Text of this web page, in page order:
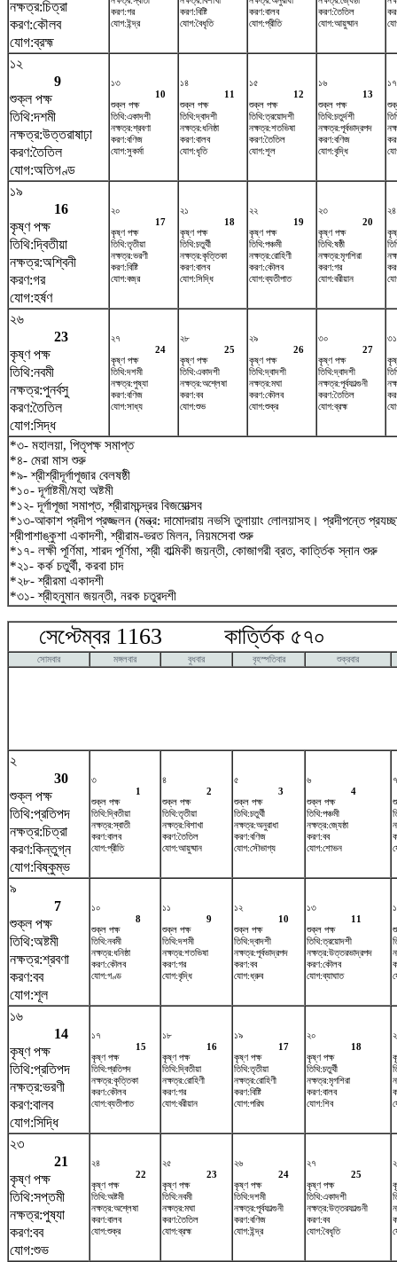
নক্ষত্র:চিত্রা
করণ:কৌলব
যোগ:ব্রহ্ম
করণ:গর
যোগ:ইন্দ্র
করণ:বিষ্টি
যোগ:বৈধৃতি
করণ:বালব
যোগ:প্রীতি
করণ:তৈতিল
যোগ:আয়ুষ্মান
১২
9
শুক্ল পক্ষ
তিথি:দশমী
নক্ষত্র:উত্তরাষাঢ়া
করণ:তৈতিল
যোগ:অতিগণ্ড
১৩
10
শুক্ল পক্ষ
তিথি:একাদশী
নক্ষত্র:শ্রবণা
করণ:বণিজ
যোগ:সুকর্মা
১৪
11
শুক্ল পক্ষ
তিথি:দ্বাদশী
নক্ষত্র:ধনিষ্ঠা
করণ:বালব
যোগ:ধৃতি
১৫
12
শুক্ল পক্ষ
তিথি:ত্রয়োদশী
নক্ষত্র:শতভিষ‌া
করণ:তৈতিল
যোগ:শূল
১৬
13
শুক্ল পক্ষ
তিথি:চতুর্দশী
নক্ষত্র:পূর্বভাদ্রপদ
করণ:বণিজ
যোগ:বৃদ্ধি
১৭
১৯
16
কৃষ্ণ পক্ষ
তিথি:দ্বিতীয়া
নক্ষত্র:অশ্বিনী
করণ:গর
যোগ:হর্ষণ
২০
17
কৃষ্ণ পক্ষ
তিথি:তৃতীয়া
নক্ষত্র:ভরণী
করণ:বিষ্টি
যোগ:বজ্র
২১
18
কৃষ্ণ পক্ষ
তিথি:চতুর্থী
নক্ষত্র:কৃত্তিকা
করণ:বালব
যোগ:সিদ্ধি
২২
19
কৃষ্ণ পক্ষ
তিথি:পঞ্চমী
নক্ষত্র:রোহিণী
করণ:কৌলব
যোগ:ব্যতীপাত
২৩
20
কৃষ্ণ পক্ষ
তিথি:ষষ্ঠী
নক্ষত্র:মৃগশিরা
করণ:গর
যোগ:বরীয়ান
২৪
২৬
23
কৃষ্ণ পক্ষ
তিথি:নবমী
নক্ষত্র:পুনর্বসু
করণ:তৈতিল
যোগ:সিদ্ধ
২৭
24
কৃষ্ণ পক্ষ
তিথি:দশমী
নক্ষত্র:পুষ্যা
করণ:বণিজ
যোগ:সাধ্য
২৮
25
কৃষ্ণ পক্ষ
তিথি:একাদশী
নক্ষত্র:অশ্লেষা
করণ:বব
যোগ:শুভ
২৯
26
কৃষ্ণ পক্ষ
তিথি:দ্বাদশী
নক্ষত্র:মঘা
করণ:কৌলব
যোগ:শুক্র
৩০
27
কৃষ্ণ পক্ষ
তিথি:দ্বাদশী
নক্ষত্র:পূর্বফাল্গুনী
করণ:তৈতিল
যোগ:ব্রহ্ম
৩১
*৩- মহালয়া, পিতৃপক্ষ সমাপ্ত
*৪- মেরা মাস শুরু
*৯- শ্রীশ্রীদূর্গাপূজার বেলষষ্ঠী
*১০- দূর্গাষ্টমী/মহা অষ্টমী
*১২- দূর্গাপূজা সমাপ্ত, শ্রীরামচন্দ্রর বিজয়োত্সব
*১৩-আকাশ প্রদীপ প্রজ্জলন (মন্ত্র: দামোদরায় নভসি তুলায়াং লোলয়াসহ। প্রদীপন্তে
শ্রীপাশাঙ্কুশা একাদশী, শ্রীরাম-ভরত মিলন, নিয়মসেবা শুরু
*১৭- লক্ষী পূর্ণিমা, শারদ পূর্ণিমা, শ্রী বাল্মিকী জয়ন্তী, কোজাগরী ব্রত, কার্ত্তিক স্নান শুরু
*২১- কর্ক চতুর্থী, করবা চাদ
*২৮- শ্রীরমা একাদশী
*৩১- শ্রীহনুমান জয়ন্তী, নরক চতুরদশী
সেপ্টেম্বর 1163 কার্ত্তিক ৫৭০
সোমবার মঙ্গলবার বুধবার বৃহস্পতিবার শুক্রবার
২
30
শুক্ল পক্ষ
তিথি:প্রতিপদ
নক্ষত্র:চিত্রা
করণ:কিন্তুগ্ন
যোগ:বিষ্কুম্ভ
৩
1
শুক্ল পক্ষ
তিথি:দ্বিতীয়া
নক্ষত্র:স্বাতী
করণ:বালব
যোগ:প্রীতি
৪
2
শুক্ল পক্ষ
তিথি:তৃতীয়া
নক্ষত্র:বিশাখা
করণ:তৈতিল
যোগ:আয়ুষ্মান
৫
3
শুক্ল পক্ষ
তিথি:চতুর্থী
নক্ষত্র:অনুরাধা
করণ:বণিজ
যোগ:সৌভাগ্য
৬
4
শুক্ল পক্ষ
তিথি:পঞ্চমী
নক্ষত্র:জ্যেষ্ঠা
করণ:বব
যোগ:শোভন
৭
৯
7
শুক্ল পক্ষ
তিথি:অষ্টমী
নক্ষত্র:শ্রবণা
করণ:বব
যোগ:শূল
১০
8
শুক্ল পক্ষ
তিথি:নবমী
নক্ষত্র:ধনিষ্ঠা
করণ:কৌলব
যোগ:গণ্ড
১১
9
শুক্ল পক্ষ
তিথি:দশমী
নক্ষত্র:শতভিষ‌া
করণ:গর
যোগ:বৃদ্ধি
১২
10
শুক্ল পক্ষ
তিথি:দ্বাদশী
নক্ষত্র:পূর্বভাদ্রপদ
করণ:বব
যোগ:ধ্রুব
১৩
11
শুক্ল পক্ষ
তিথি:ত্রয়োদশী
নক্ষত্র:উত্তরভাদ্রপদ
করণ:কৌলব
যোগ:ব্যাঘাত
১৬
14
কৃষ্ণ পক্ষ
তিথি:প্রতিপদ
নক্ষত্র:ভরণী
করণ:বালব
যোগ:সিদ্ধি
১৭
15
কৃষ্ণ পক্ষ
তিথি:প্রতিপদ
নক্ষত্র:কৃত্তিকা
করণ:কৌলব
যোগ:ব্যতীপাত
১৮
16
কৃষ্ণ পক্ষ
তিথি:দ্বিতীয়া
নক্ষত্র:রোহিণী
করণ:গর
যোগ:বরীয়ান
১৯
17
কৃষ্ণ পক্ষ
তিথি:তৃতীয়া
নক্ষত্র:রোহিণী
করণ:বিষ্টি
যোগ:পরিঘ
২০
18
কৃষ্ণ পক্ষ
তিথি:চতুর্থী
নক্ষত্র:মৃগশিরা
করণ:বালব
যোগ:শিব
২৩
21
কৃষ্ণ পক্ষ
তিথি:সপ্তমী
নক্ষত্র:পুষ্যা
করণ:বব
যোগ:শুভ
২৪
22
কৃষ্ণ পক্ষ
তিথি:অষ্টমী
নক্ষত্র:অশ্লেষা
করণ:বালব
যোগ:শুক্র
২৫
23
কৃষ্ণ পক্ষ
তিথি:নবমী
নক্ষত্র:মঘা
করণ:তৈতিল
যোগ:ব্রহ্ম
২৬
24
কৃষ্ণ পক্ষ
তিথি:দশমী
নক্ষত্র:পূর্বফাল্গুনী
করণ:বণিজ
যোগ:ইন্দ্র
২৭
25
কৃষ্ণ পক্ষ
তিথি:একাদশী
নক্ষত্র:উত্তরফাল্গুনী
করণ:বব
যোগ:বৈধৃতি